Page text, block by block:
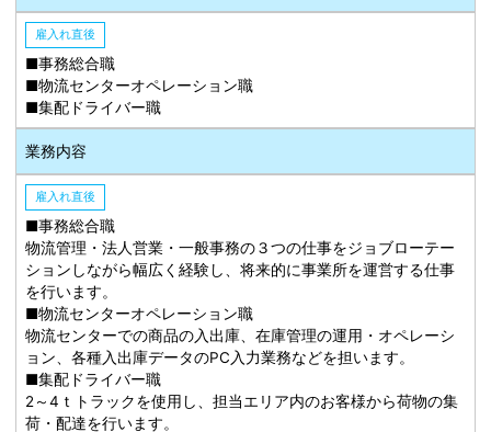
雇入れ直後
■事務総合職
■物流センターオペレーション職
■集配ドライバー職
業務内容
雇入れ直後
■事務総合職
物流管理・法人営業・一般事務の３つの仕事をジョブローテー
ションしながら幅広く経験し、将来的に事業所を運営する仕事
を行います。
■物流センターオペレーション職
物流センターでの商品の入出庫、在庫管理の運用・オペレーシ
ョン、各種入出庫データのPC入力業務などを担います。
■集配ドライバー職
2～4ｔトラックを使用し、担当エリア内のお客様から荷物の集
荷・配達を行います。